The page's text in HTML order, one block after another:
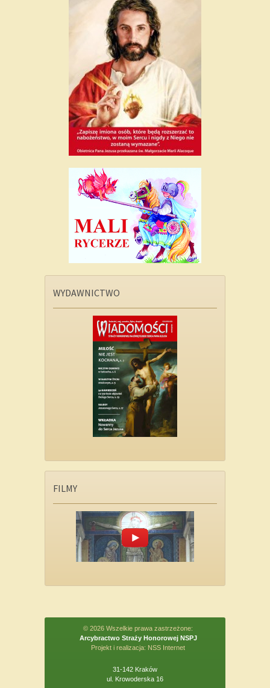
WYDAWNICTWO
FILMY
© 2026 Wszelkie prawa zastrzeżone:
Arcybractwo Straży Honorowej NSPJ
Projekt i realizacja: NSS Internet
31-142 Kraków
ul. Krowoderska 16